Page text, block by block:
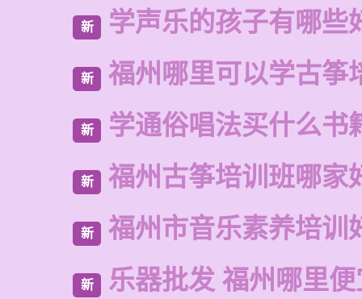
新 学声乐的孩子有哪些
新 福州哪里可以学古筝
新 学通俗唱法买什么书
新 福州古筝培训班哪家
新 福州市音乐素养培训
新 乐器批发 福州哪里